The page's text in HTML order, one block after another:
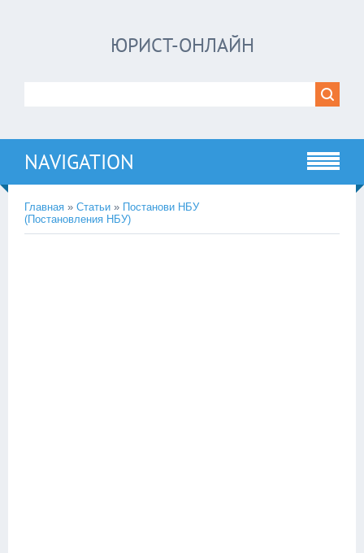
ЮРИСТ-ОНЛАЙН
NAVIGATION
Главная » Статьи » Постанови НБУ
(Постановления НБУ)